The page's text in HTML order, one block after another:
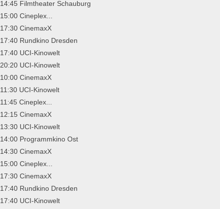
14:45 Filmtheater Schauburg
15:00 Cineplex...
17:30 CinemaxX
17:40 Rundkino Dresden
17:40 UCI-Kinowelt
20:20 UCI-Kinowelt
10:00 CinemaxX
11:30 UCI-Kinowelt
11:45 Cineplex...
12:15 CinemaxX
13:30 UCI-Kinowelt
14:00 Programmkino Ost
14:30 CinemaxX
15:00 Cineplex...
17:30 CinemaxX
17:40 Rundkino Dresden
17:40 UCI-Kinowelt